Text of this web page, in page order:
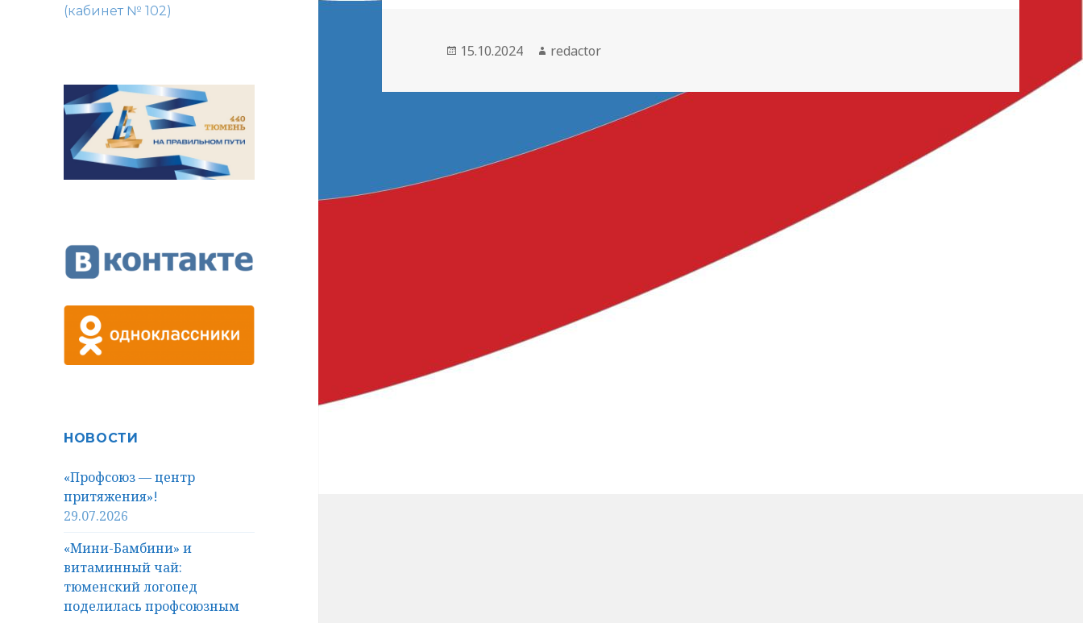
(кабинет № 102)
НОВОСТИ
«Профсоюз — центр
притяжения»!
29.07.2026
«Мини-Бамбини» и
витаминный чай:
тюменский логопед
поделилась профсоюзным
Опубликовано
15.10.2024 Автор
redactor